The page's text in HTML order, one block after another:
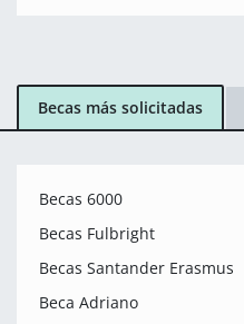
Becas más solicitadas
Becas 6000
Becas Fulbright
Becas Santander Erasmus
Beca Adriano